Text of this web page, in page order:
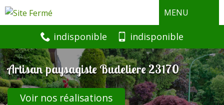
MENU
indisponible indisponible
Artisan paysagiste Budeliere 23170
Voir nos réalisations